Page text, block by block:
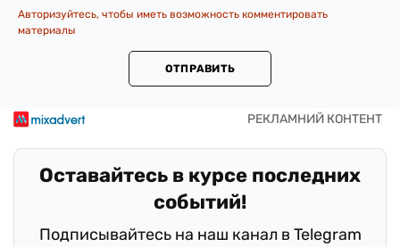
Авторизуйтесь, чтобы иметь возможность комментировать
материалы
ОТПРАВИТЬ
Оставайтесь в курсе последних
событий!
Подписывайтесь на наш канал в Telegram